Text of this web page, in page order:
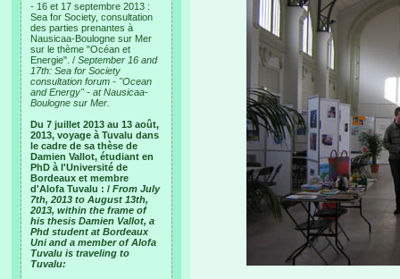
- 16 et 17 septembre 2013 :
Sea for Society, consultation
des parties prenantes à
Nausicaa-Boulogne sur Mer
sur le thème "Océan et
Energie". / September 16 and
17th: Sea for Society
consultation forum - "Ocean
and Energy" - at Nausicaa-
Boulogne sur Mer.
Du 7 juillet 2013 au 13 août,
2013, voyage à Tuvalu dans
le cadre de sa thèse de
Damien Vallot, étudiant en
PhD à l'Université de
Bordeaux et membre
d'Alofa Tuvalu : / From July
7th, 2013 to August 13th,
2013, within the frame of
his thesis Damien Vallot, a
Phd student at Bordeaux
Uni and a member of Alofa
Tuvalu is traveling to
Tuvalu: